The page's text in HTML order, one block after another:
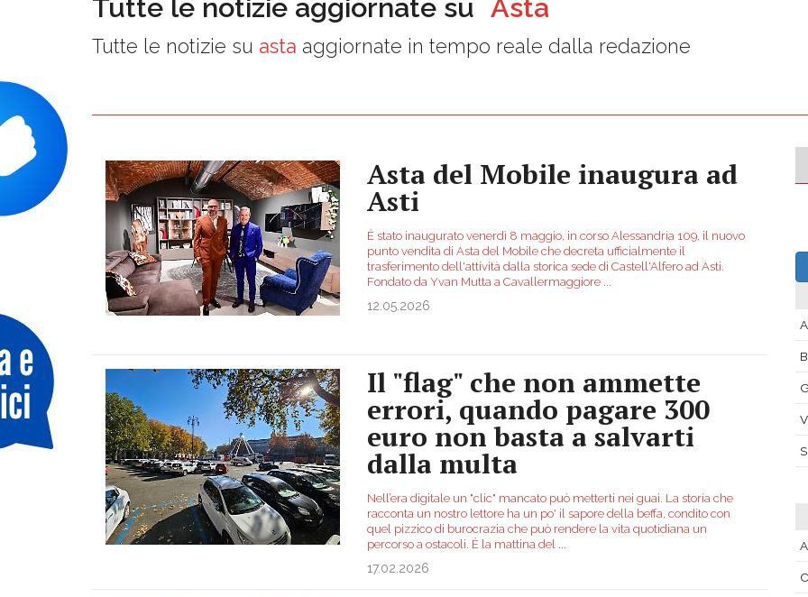
Tutte le notizie aggiornate su Asta
Tutte le notizie su asta aggiornate in tempo reale dalla redazione
Asta del Mobile inaugura ad
Asti
È stato inaugurato venerdì 8 maggio, in corso Alessandria 109, il nuovo
punto vendita di Asta del Mobile che decreta ufficialmente il
trasferimento dell'attività dalla storica sede di Castell'Alfero ad Asti.
Fondato da Yvan Mutta a Cavallermaggiore
12.05.2026
Il "flag" che non ammette
errori, quando pagare 300
euro non basta a salvarti
dalla multa
Nell’era digitale un "clic" mancato può metterti nei guai. La storia che
racconta un nostro lettore ha un po' il sapore della beffa, condito con
quel pizzico di burocrazia che può rendere la vita quotidiana un
percorso a ostacoli. È la mattina del
17.02.2026